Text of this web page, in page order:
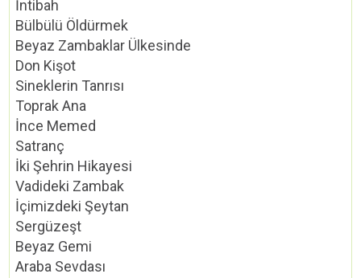
İntibah
Bülbülü Öldürmek
Beyaz Zambaklar Ülkesinde
Don Kişot
Sineklerin Tanrısı
Toprak Ana
İnce Memed
Satranç
İki Şehrin Hikayesi
Vadideki Zambak
İçimizdeki Şeytan
Sergüzeşt
Beyaz Gemi
Araba Sevdası